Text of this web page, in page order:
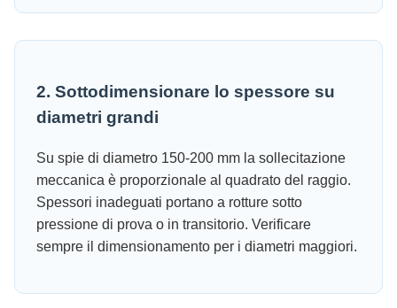
2. Sottodimensionare lo spessore su
diametri grandi
Su spie di diametro 150-200 mm la sollecitazione
meccanica è proporzionale al quadrato del raggio.
Spessori inadeguati portano a rotture sotto
pressione di prova o in transitorio. Verificare
sempre il dimensionamento per i diametri maggiori.